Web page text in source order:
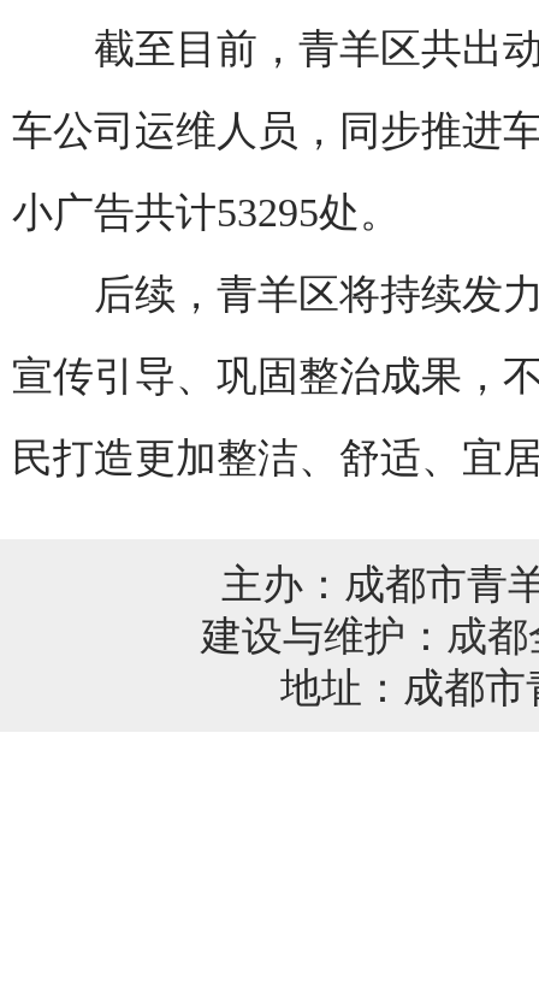
截至目前，青羊区共出动
车公司运维人员，同步推进
小广告共计53295处。
后续，青羊区将持续发力
宣传引导、巩固整治成果，
民打造更加整洁、舒适、宜
主办：成都市青
建设与维护： 成
地址：成都